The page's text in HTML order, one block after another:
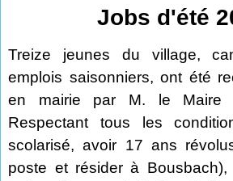
Jobs d'été
Treize jeunes du village,
emplois saisonniers, ont été
en mairie par M. le Maire
Respectant tous les
scolarisé, avoir 17 ans
poste et résider à